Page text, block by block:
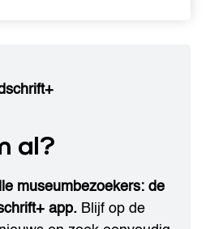
al?
museumbezoekers: de
app. Blijf op de